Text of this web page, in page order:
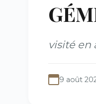
visité en
9 août